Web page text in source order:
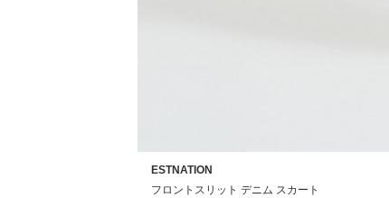
ESTNATION
フロントスリット デニム スカート